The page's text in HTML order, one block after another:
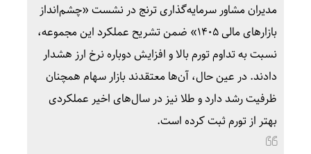
مدیران مشاور سرمایه‌گذاری ترنج در نشست «چشم‌انداز
بازارهای مالی ۱۴۰۵» ضمن تشریح عملکرد این مجموعه،
نسبت به تداوم تورم بالا و افزایش دوباره نرخ ارز هشدار
دادند. در عین حال، آن‌ها معتقدند بازار سهام همچنان
ظرفیت رشد دارد و طلا نیز در سال‌های اخیر عملکردی
بهتر از تورم ثبت کرده است.